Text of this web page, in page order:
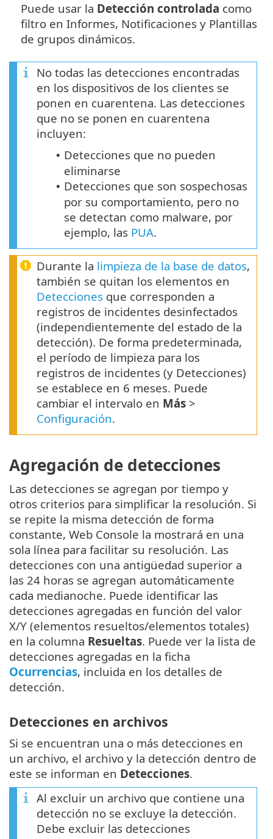
Puede usar la Detección controlada como
filtro en Informes, Notificaciones y Plantillas
de grupos dinámicos.
No todas las detecciones encontradas
en los dispositivos de los clientes se
ponen en cuarentena. Las detecciones
que no se ponen en cuarentena
incluyen:
• Detecciones que no pueden
eliminarse
• Detecciones que son sospechosas
por su comportamiento, pero no
se detectan como malware, por
ejemplo, las PUA.
Durante la limpieza de la base de datos,
también se quitan los elementos en
Detecciones que corresponden a
registros de incidentes desinfectados
(independientemente del estado de la
detección). De forma predeterminada,
el período de limpieza para los
registros de incidentes (y Detecciones)
se establece en 6 meses. Puede
cambiar el intervalo en Más >
Configuración.
Agregación de detecciones
Las detecciones se agregan por tiempo y
otros criterios para simplificar la resolución. Si
se repite la misma detección de forma
constante, Web Console la mostrará en una
sola línea para facilitar su resolución. Las
detecciones con una antigüedad superior a
las 24 horas se agregan automáticamente
cada medianoche. Puede identificar las
detecciones agregadas en función del valor
X/Y (elementos resueltos/elementos totales)
en la columna Resueltas. Puede ver la lista de
detecciones agregadas en la ficha
Ocurrencias, incluida en los detalles de
detección.
Detecciones en archivos
Si se encuentran una o más detecciones en
un archivo, el archivo y la detección dentro de
este se informan en Detecciones.
Al excluir un archivo que contiene una
detección no se excluye la detección.
Debe excluir las detecciones